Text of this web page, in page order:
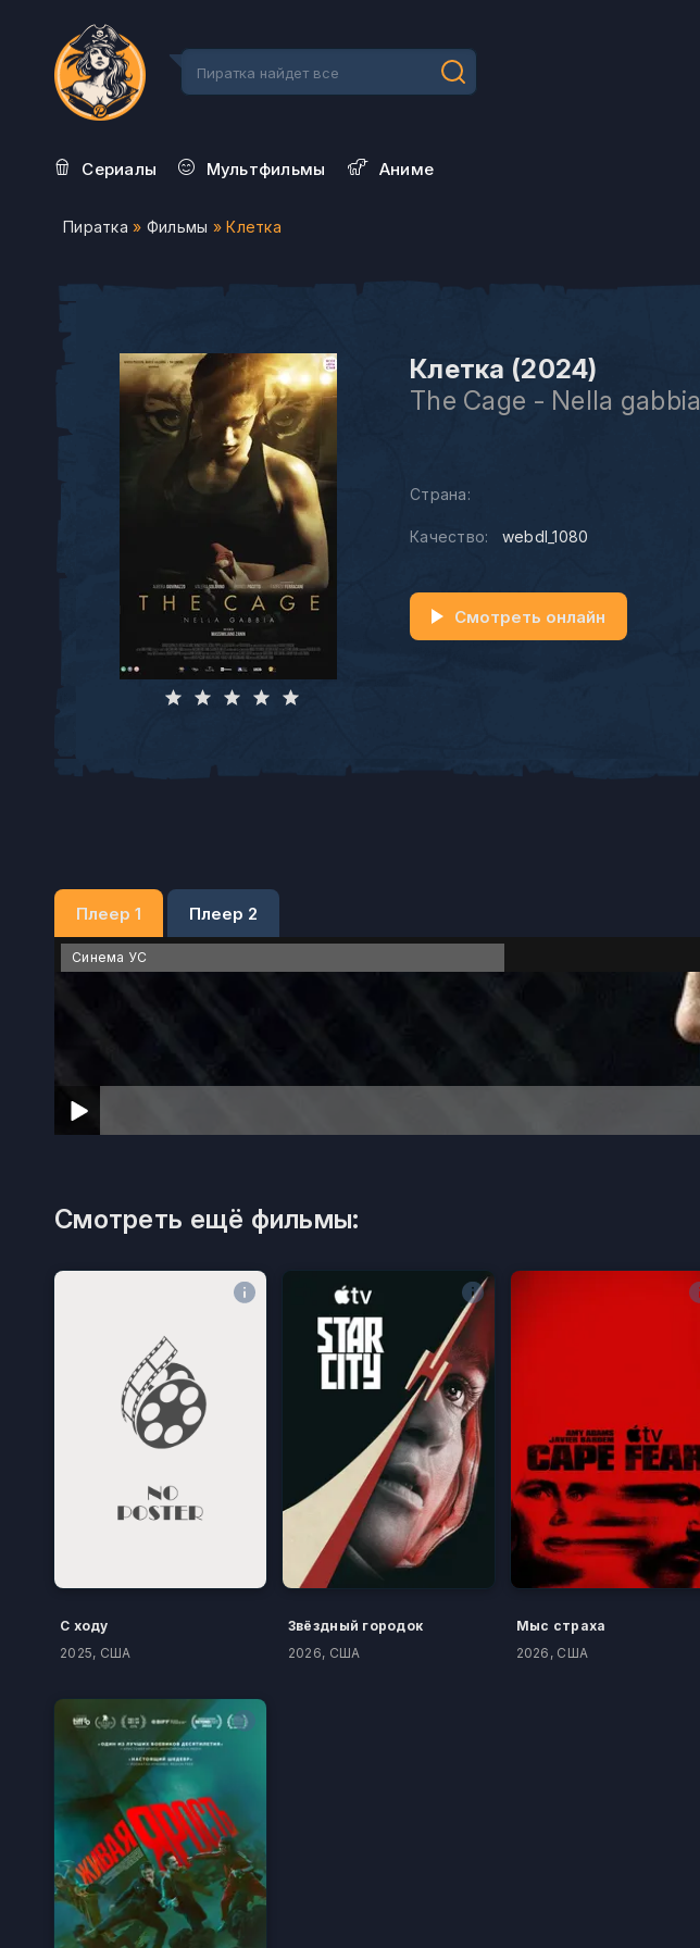
Сериалы Мультфильмы Aниме
Пиратка » Фильмы » Клетка
Клетка (2024)
The Cage - Nella gabbia
Страна:
Качество: webdl_1080
Смотреть онлайн
Плеер 1 Плеер 2
Синема УС
Смотреть ещё фильмы:
С ходу
2025, США
Звёздный городок
2026, США
Мыс страха
2026, США